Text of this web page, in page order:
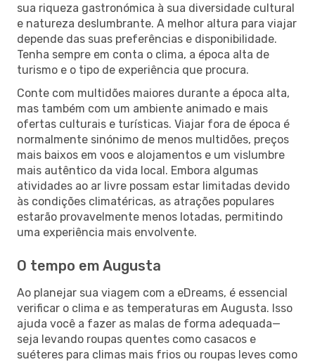
sua riqueza gastronómica à sua diversidade cultural
e natureza deslumbrante. A melhor altura para viajar
depende das suas preferências e disponibilidade.
Tenha sempre em conta o clima, a época alta de
turismo e o tipo de experiência que procura.
Conte com multidões maiores durante a época alta,
mas também com um ambiente animado e mais
ofertas culturais e turísticas. Viajar fora de época é
normalmente sinónimo de menos multidões, preços
mais baixos em voos e alojamentos e um vislumbre
mais autêntico da vida local. Embora algumas
atividades ao ar livre possam estar limitadas devido
às condições climatéricas, as atrações populares
estarão provavelmente menos lotadas, permitindo
uma experiência mais envolvente.
O tempo em Augusta
Ao planejar sua viagem com a eDreams, é essencial
verificar o clima e as temperaturas em Augusta. Isso
ajuda você a fazer as malas de forma adequada—
seja levando roupas quentes como casacos e
suéteres para climas mais frios ou roupas leves como